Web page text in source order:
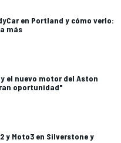
en Portland y cómo verlo:
más
el nuevo motor del Aston
oportunidad"
y Moto3 en Silverstone y